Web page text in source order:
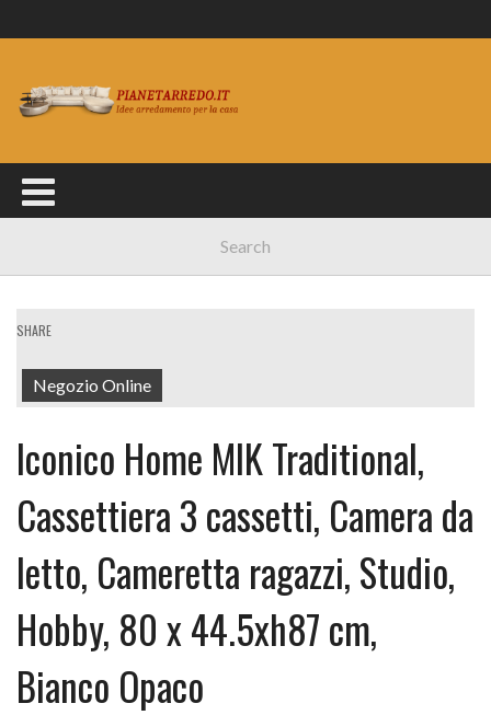
SHARE
Negozio Online
Iconico Home MIK Traditional,
Cassettiera 3 cassetti, Camera da
letto, Cameretta ragazzi, Studio,
Hobby, 80 x 44.5xh87 cm,
Bianco Opaco